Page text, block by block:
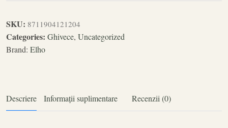
SKU: 8711904121204
Categories: Ghivece, Uncategorized
Brand: Elho
Descriere Informații suplimentare Recenzii (0)